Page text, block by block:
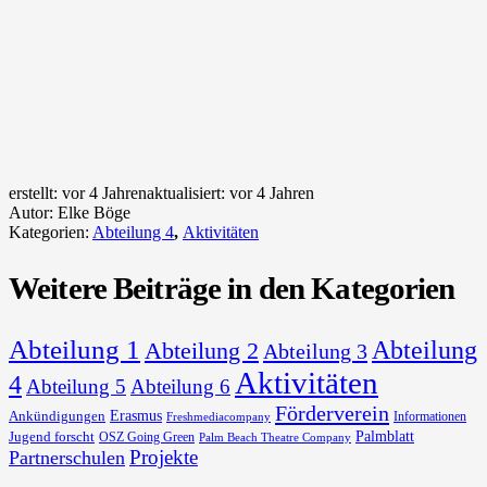
erstellt: vor 4 Jahrenaktualisiert: vor 4 Jahren
Autor: Elke Böge
Kategorien: Abteilung 4, Aktivitäten
Weitere Beiträge in den Kategorien
Abteilung 1 Abteilung 2 Abteilung 3 Abteilung
4 Abteilung 5 Abteilung 6 Aktivitäten
Ankündigungen Erasmus Freshmediacompany Förderverein Informationen
Jugend forscht OSZ Going Green Palm Beach Theatre Company Palmblatt
Partnerschulen Projekte